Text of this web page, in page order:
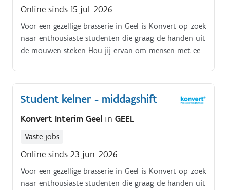
Online sinds 15 jul. 2026
Voor een gezellige brasserie in Geel is Konvert op zoek
naar enthousiaste studenten die graag de handen uit
de mouwen steken Hou jij ervan om mensen met een
glaasje wijn? Dan ben jij de student die wij zoeken!.
Student kelner - middagshift
Konvert Interim Geel in GEEL
Vaste jobs
Online sinds 23 jun. 2026
Voor een gezellige brasserie in Geel is Konvert op zoek
naar enthousiaste studenten die graag de handen uit